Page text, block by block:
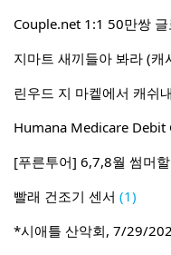
Couple.net 1:1 50만쌍
지마트 새끼들아 봐라 (
린우드 지 마켙에서 캐쉬
Humana Medicare Debit
[푸른투어] 6,7,8월 썸머
빨래 건조기 센서 (1)
*시애틀 산악회, 7/29/